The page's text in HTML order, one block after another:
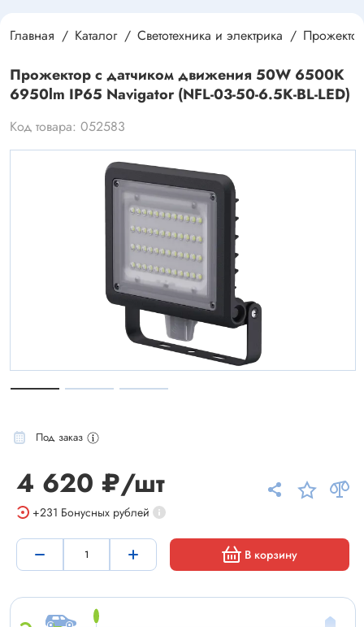
Главная Каталог Светотехника и электрика
Прожектор с датчиком движения 50W 6500K
6950lm IP65 Navigator (NFL-03-50-6.5K-BL-LED)
Код товара: 052583
Под заказ
4 620 ₽/шт
+231 Бонусных рублей
В корзину